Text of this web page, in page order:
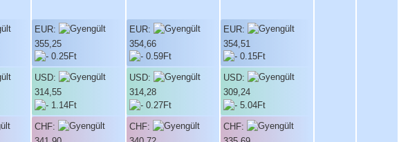
EUR:
355,25
USD:
314,55
CHF:
EUR:
354,66
USD:
314,28
CHF:
EUR:
354,51
USD:
309,24
CHF: